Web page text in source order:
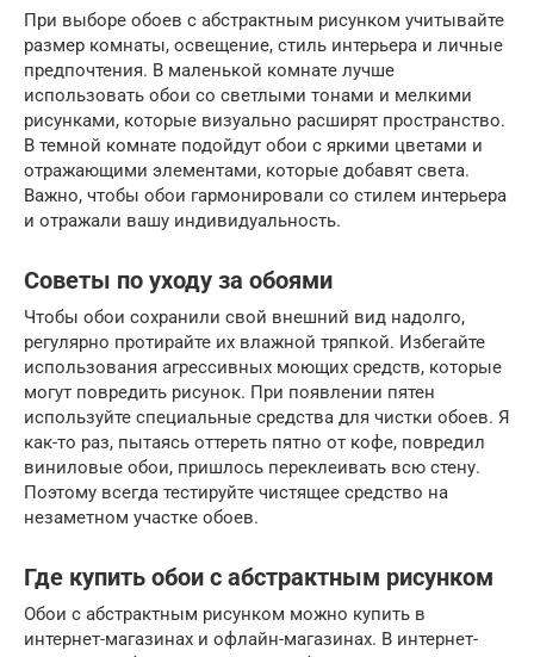
При выборе обоев с абстрактным рисунком учитывайте
размер комнаты, освещение, стиль интерьера и личные
предпочтения. В маленькой комнате лучше
использовать обои со светлыми тонами и мелкими
рисунками, которые визуально расширят пространство.
В темной комнате подойдут обои с яркими цветами и
отражающими элементами, которые добавят света.
Важно, чтобы обои гармонировали со стилем интерьера
и отражали вашу индивидуальность.
Советы по уходу за обоями
Чтобы обои сохранили свой внешний вид надолго,
регулярно протирайте их влажной тряпкой. Избегайте
использования агрессивных моющих средств, которые
могут повредить рисунок. При появлении пятен
используйте специальные средства для чистки обоев. Я
как-то раз, пытаясь оттереть пятно от кофе, повредил
виниловые обои, пришлось переклеивать всю стену.
Поэтому всегда тестируйте чистящее средство на
незаметном участке обоев.
Где купить обои с абстрактным рисунком
Обои с абстрактным рисунком можно купить в
интернет-магазинах и офлайн-магазинах. В интернет-